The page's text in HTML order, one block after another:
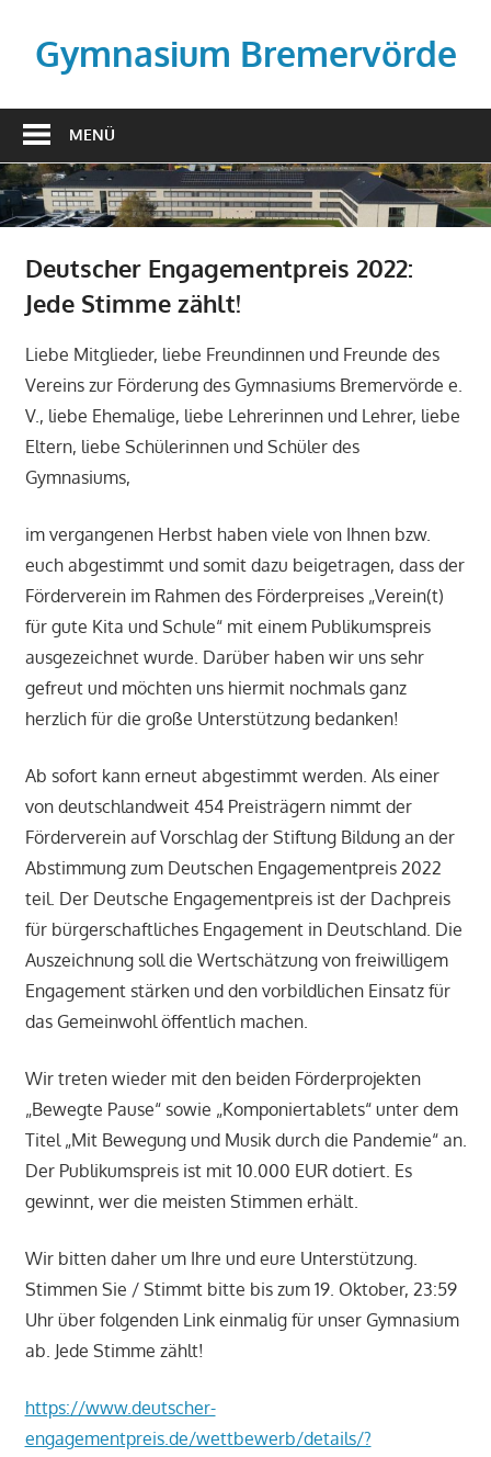
Inhalt
springenGymnasium Bremervörde
MENÜ
Deutscher Engagementpreis 2022:
Jede Stimme zählt!
Liebe Mitglieder, liebe Freundinnen und Freunde des
Vereins zur Förderung des Gymnasiums Bremervörde e.
V., liebe Ehemalige, liebe Lehrerinnen und Lehrer, liebe
Eltern, liebe Schülerinnen und Schüler des
Gymnasiums,
im vergangenen Herbst haben viele von Ihnen bzw.
euch abgestimmt und somit dazu beigetragen, dass der
Förderverein im Rahmen des Förderpreises „Verein(t)
für gute Kita und Schule“ mit einem Publikumspreis
ausgezeichnet wurde. Darüber haben wir uns sehr
gefreut und möchten uns hiermit nochmals ganz
herzlich für die große Unterstützung bedanken!
Ab sofort kann erneut abgestimmt werden. Als einer
von deutschlandweit 454 Preisträgern nimmt der
Förderverein auf Vorschlag der Stiftung Bildung an der
Abstimmung zum Deutschen Engagementpreis 2022
teil. Der Deutsche Engagementpreis ist der Dachpreis
für bürgerschaftliches Engagement in Deutschland. Die
Auszeichnung soll die Wertschätzung von freiwilligem
Engagement stärken und den vorbildlichen Einsatz für
das Gemeinwohl öffentlich machen.
Wir treten wieder mit den beiden Förderprojekten
„Bewegte Pause“ sowie „Komponiertablets“ unter dem
Titel „Mit Bewegung und Musik durch die Pandemie“ an.
Der Publikumspreis ist mit 10.000 EUR dotiert. Es
gewinnt, wer die meisten Stimmen erhält.
Wir bitten daher um Ihre und eure Unterstützung.
Stimmen Sie / Stimmt bitte bis zum 19. Oktober, 23:59
Uhr über folgenden Link einmalig für unser Gymnasium
ab. Jede Stimme zählt!
https://www.deutscher-
engagementpreis.de/wettbewerb/details/?